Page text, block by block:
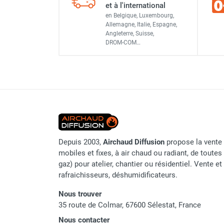
Parasol chauffant et radiant
infrarouge sur mât
Parasol chauffant à gaz
Parasol chauffant et radiant sur
Chauffage Infrarouge électrique fixe
Panneau rayonnant
Lustre infrarouge électrique
suspendu
Réglette et cassette rayonnante
Chauffage tube radiant et radiant
lumineux au gaz
Chauffage radiant tube suspendu
au gaz
Diamètre du câble
Conducteur chauffant
Réaction au feu, CPR
Indice IP
Température maximale tolérable
du câble
Câble chauffant contre le
et à l'international
en Belgique, Luxembourg,
Allemagne, Italie, Espagne,
Angleterre, Suisse,
DROM-COM…
Depuis 2003, Airchaud Diffusion propose la
mobiles et fixes, à air chaud ou radiant, de
gaz) pour atelier, chantier ou résidentiel. Vente
rafraichisseurs, déshumidificateurs.
Nous trouver
35 route de Colmar, 67600 Sélestat, France
Nous contacter